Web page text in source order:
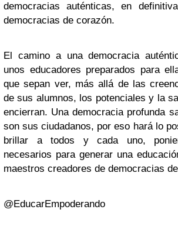
democracias auténticas, en
democracias de corazón.
El camino a una democracia
unos educadores preparados para
que sepan ver, más allá de las
de sus alumnos, los potenciales y la
encierran. Una democracia profunda
son sus ciudadanos, por eso hará lo
brillar a todos y cada uno,
necesarios para generar una
maestros creadores de democracias
@EducarEmpoderando